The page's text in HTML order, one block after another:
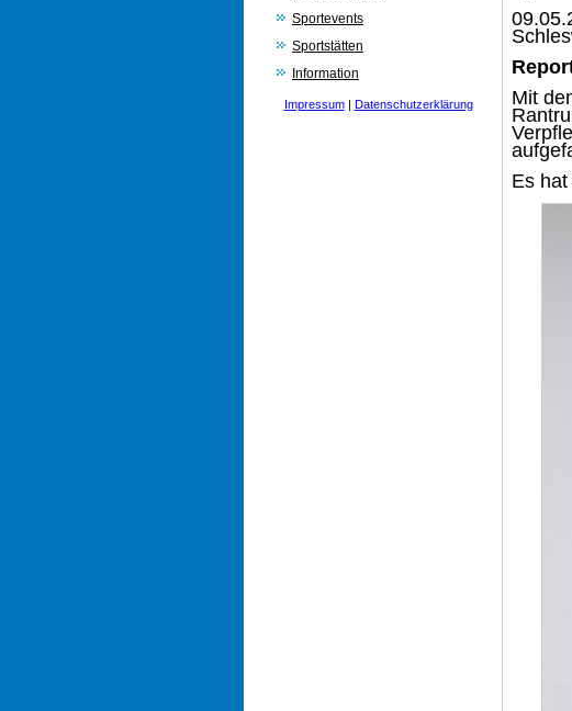
Sportevents
Sportstätten
Information
Impressum| Datenschutzerklärung
Mit
Es